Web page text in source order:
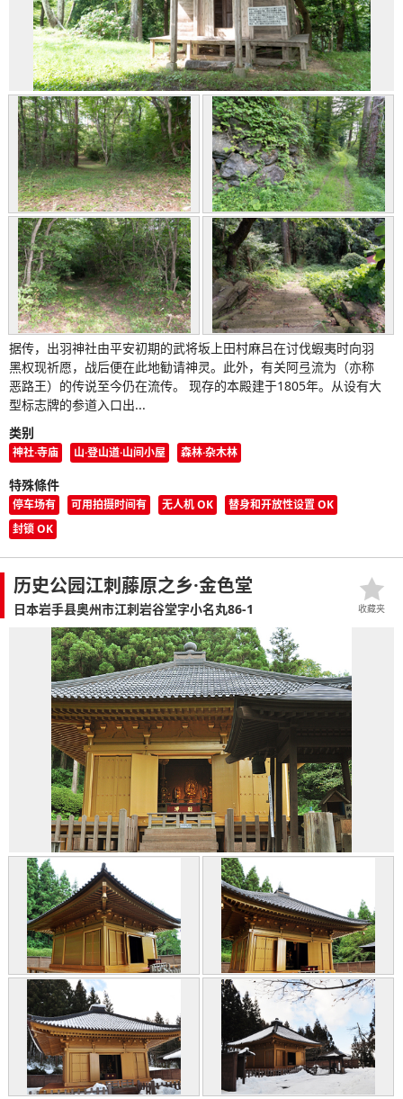
据传，出羽神社由平安初期的武将坂上田村麻吕在讨伐蝦夷时向羽
黑权现祈愿，战后便在此地勧请神灵。此外，有关阿弖流为（亦称
恶路王）的传说至今仍在流传。 现存的本殿建于1805年。从设有大
型标志牌的参道入口出...
类别
神社·寺庙 山·登山道·山间小屋 森林·杂木林
特殊條件
停车场有 可用拍摄时间有 无人机 OK
替身和开放性设置 OK
封锁 OK
历史公园江刺藤原之乡·金色堂
日本岩手县奥州市江刺岩谷堂字小名丸86-1 收藏夹